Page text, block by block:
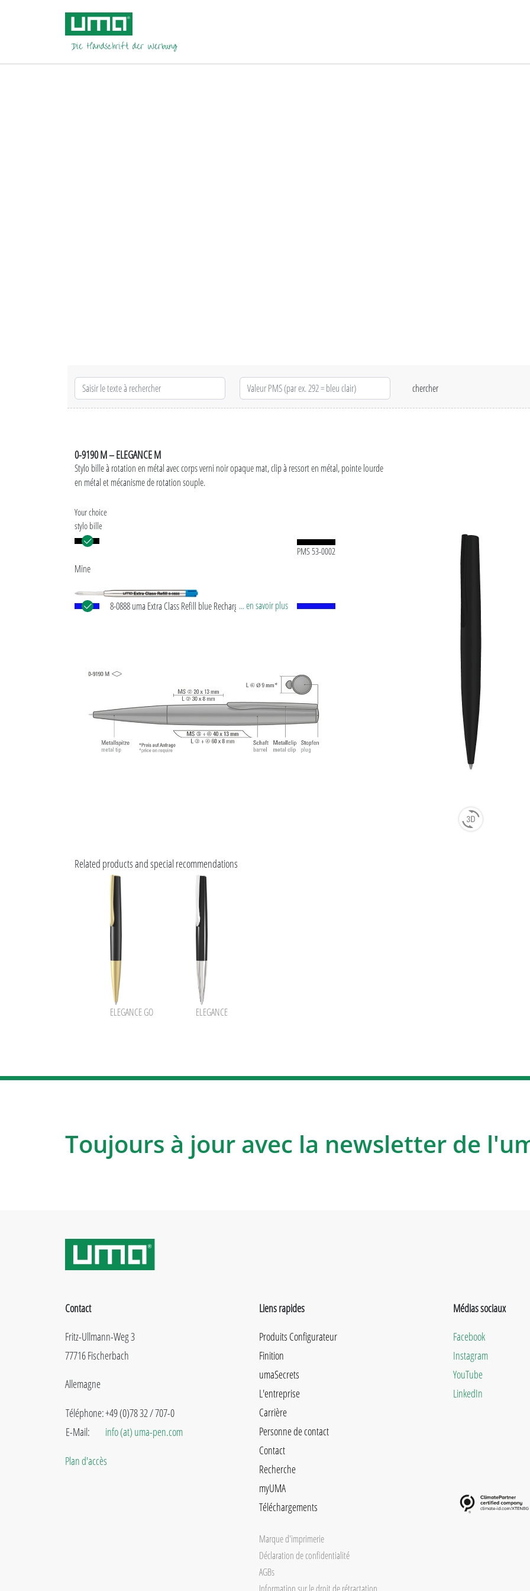
0-9190 M – ELEGANCE M
Stylo bille à rotation en métal avec corps verni noir opaque mat, clip à ressort en métal, pointe lourde
en métal et mécanisme de rotation souple.
Your choice
stylo bille
PMS 53-0002
Mine
8-0888 uma Extra Class Refill blue Recharge géante
in Germany.
... en savoir plus
Related products and special recommendations
ELEGANCE GO ELEGANCE
Toujours à jour avec la newsletter de
Contact
Fritz-Ullmann-Weg 3
77716 Fischerbach
Allemagne
Téléphone:
E-Mail:
+49 (0)78 32 / 707-0
info (at) uma-pen.com
Plan d'accès
Liens rapides
Produits Configurateur
Finition
umaSecrets
L'entreprise
Carrière
Personne de contact
Contact
Recherche
myUMA
Téléchargements
Marque d'imprimerie
Déclaration de confidentialité
AGBs
Information sur le droit de rétractation
Médias sociaux
Facebook
Instagram
YouTube
LinkedIn